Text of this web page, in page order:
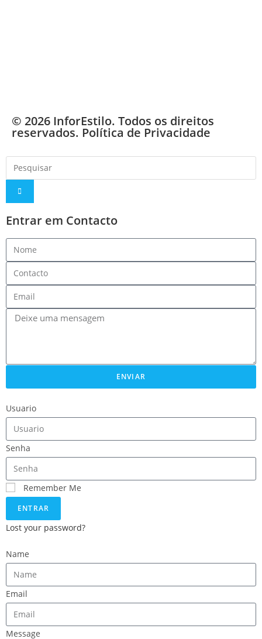
© 2026 InforEstilo. Todos os direitos
reservados. Política de Privacidade
Entrar em Contacto
ENVIAR
Usuario
Senha
Remember Me
ENTRAR
Lost your password?
Name
Email
Message